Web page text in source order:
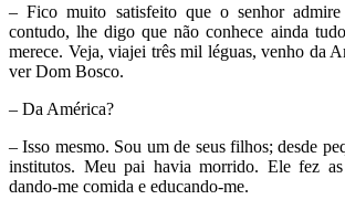
– Fico muito satisfeito que o senhor
contudo, lhe digo que não conhece ainda
merece. Veja, viajei três mil léguas, venho da
ver Dom Bosco.
– Da América?
– Isso mesmo. Sou um de seus filhos; desde
institutos. Meu pai havia morrido. Ele fez
dando-me comida e educando-me.